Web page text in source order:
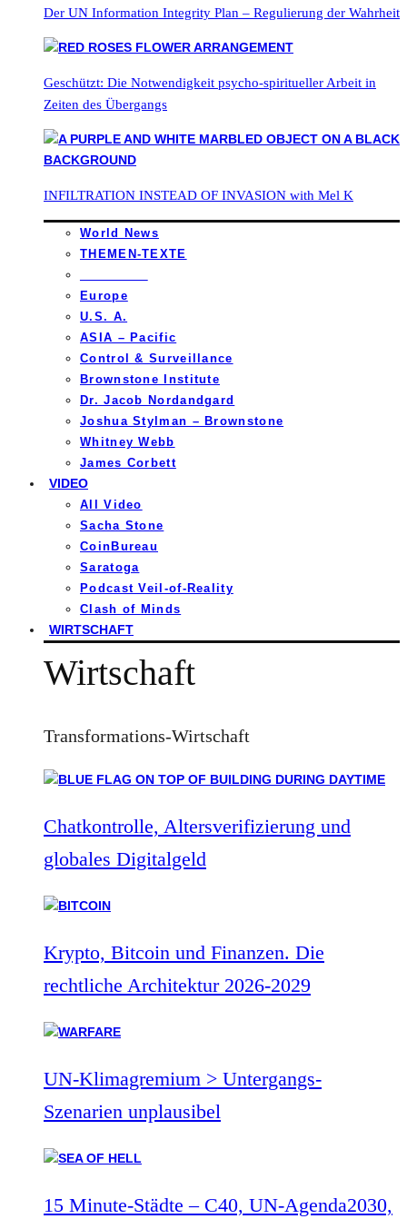
Der UN Information Integrity Plan – Regulierung der Wahrheit
Geschützt: Die Notwendigkeit psycho-spiritueller Arbeit in
Zeiten des Übergangs
INFILTRATION INSTEAD OF INVASION with Mel K
World News
THEMEN-TEXTE
Europe
U.S. A.
ASIA – Pacific
Control & Surveillance
Brownstone Institute
Dr. Jacob Nordandgard
Joshua Stylman – Brownstone
Whitney Webb
James Corbett
VIDEO
All Video
Sacha Stone
CoinBureau
Saratoga
Podcast Veil-of-Reality
Clash of Minds
WIRTSCHAFT
Wirtschaft
Transformations-Wirtschaft
Chatkontrolle, Altersverifizierung und
globales Digitalgeld
Krypto, Bitcoin und Finanzen. Die
rechtliche Architektur 2026-2029
UN-Klimagremium > Untergangs-
Szenarien unplausibel
15 Minute-Städte – C40, UN-Agenda2030,